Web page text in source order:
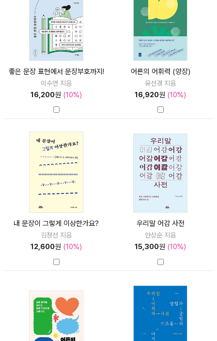
좋은 문장 표현에서 문장부호까지!
이수연 지음
16,200원 (10%)
어른의 어휘력 (양장)
유선경 지음
16,920원 (10%)
내 문장이 그렇게 이상한가요?
김정선 지음
12,600원 (10%)
우리말 어감 사전
안상순 지음
15,300원 (10%)